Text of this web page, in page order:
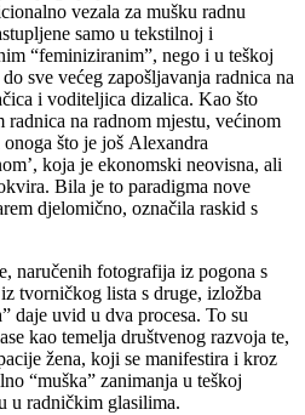
vezala za mušku radnu
samo u tekstilnoj i
“feminiziranim”, nego i u teškoj
sve većeg zapošljavanja radnica na
i voditeljica dizalica. Kao što
na radnom mjestu, većinom
što je još Alexandra
koja je ekonomski neovisna, ali
Bila je to paradigma nove
djelomično, označila raskid s
naručenih fotografija iz pogona s
tvorničkog lista s druge, izložba
daje uvid u dva procesa. To su
kao temelja društvenog razvoja te,
žena, koji se manifestira i kroz
“muška” zanimanja u teškoj
u radničkim glasilima.